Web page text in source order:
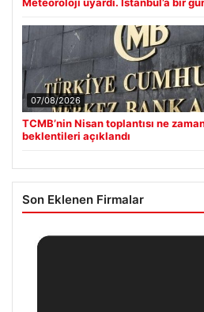
Meteoroloji uyardı. İstanbul’a bir
07/08/2026
TCMB’nin Nisan toplantısı ne
beklentileri açıklandı
Son Eklenen Firmalar